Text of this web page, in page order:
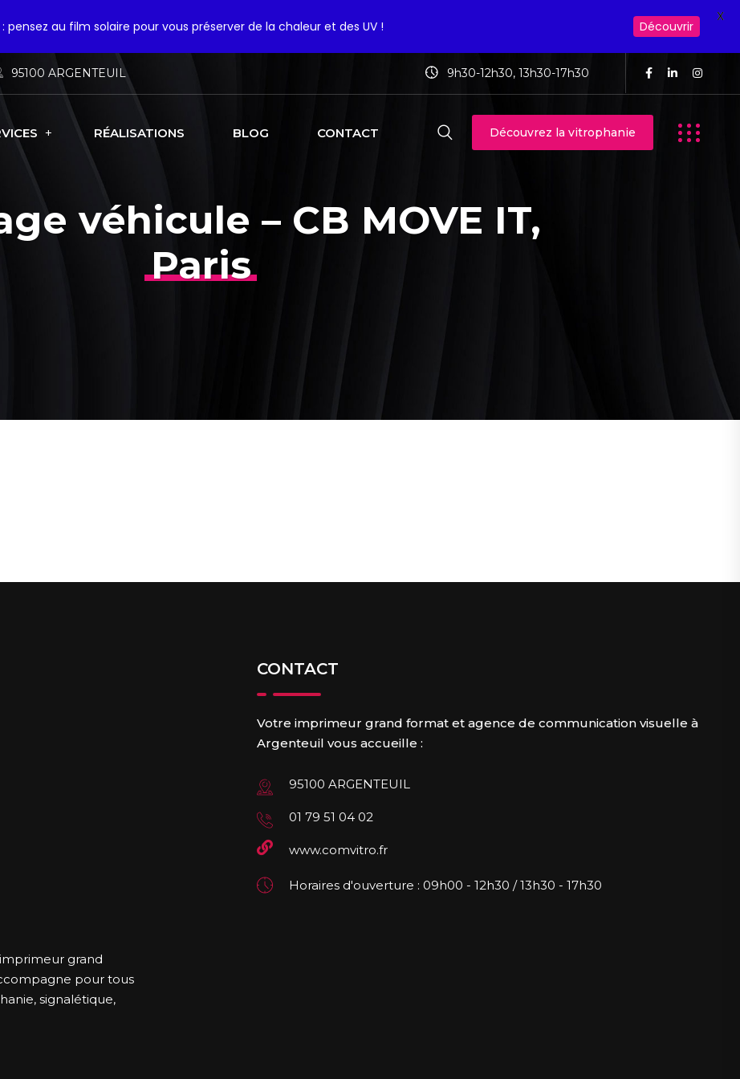
95100 ARGENTEUIL 9h30-12h30, 13h30-17h30
RÉALISATIONS BLOG CONTACT Découvrez la vitrophanie
véhicule – CB MOVE IT,
Paris
grand
pour tous
signalétique,
CONTACT
Votre imprimeur grand format et agence de communication visuelle à
Argenteuil vous accueille :
95100 ARGENTEUIL
01 79 51 04 02
www.comvitro.fr
Horaires d'ouverture : 09h00 - 12h30 / 13h30 - 17h30
pensez au film solaire pour vous préserver de la chaleur et des UV ! Découvrir
X